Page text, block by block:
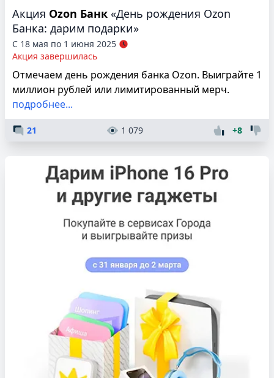
Акция Ozon Банк «День рождения Ozon
Банка: дарим подарки»
С 18 мая по 1 июня 2025
Акция завершилась
Отмечаем день рождения банка Ozon. Выиграйте 1
миллион рублей или лимитированный мерч.
подробнее...
21 1 079 +8